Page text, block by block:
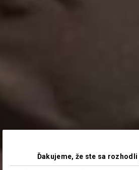
Ďakujeme, že ste sa rozhodli